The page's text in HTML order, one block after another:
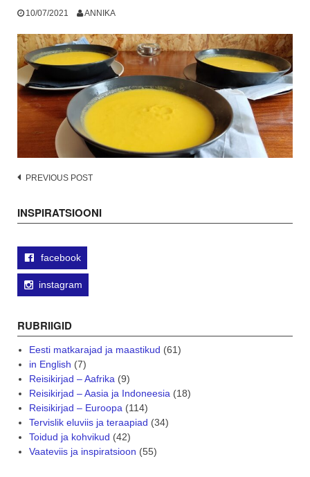
10/07/2021 ANNIKA
Post
PREVIOUS POST
INSPIRATSIOONI
facebook
instagram
RUBRIIGID
Eesti matkarajad ja maastikud (61)
in English (7)
Reisikirjad – Aafrika (9)
Reisikirjad – Aasia ja Indoneesia (18)
Reisikirjad – Euroopa (114)
Tervislik eluviis ja teraapiad (34)
Toidud ja kohvikud (42)
Vaateviis ja inspiratsioon (55)